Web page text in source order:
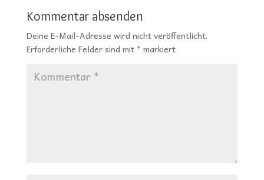
Kommentar absenden
Deine E-Mail-Adresse wird nicht veröffentlicht.
Erforderliche Felder sind mit * markiert